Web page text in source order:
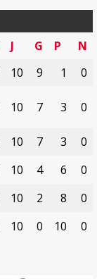
J G P
N
10 9 1 0
10 7 3 0
10 7 3
0
10 4 6
0
10 2 8
0
10 0 10 0